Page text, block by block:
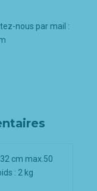
nous par mail :
cm max.50
: 2 kg